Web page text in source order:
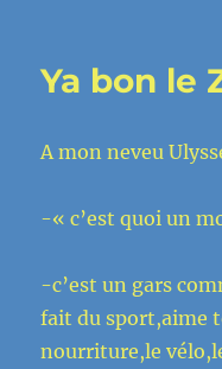
Ya bon le
A mon neveu
-« c’est quoi un
-c’est un gars
fait du sport,aime
nourriture,le